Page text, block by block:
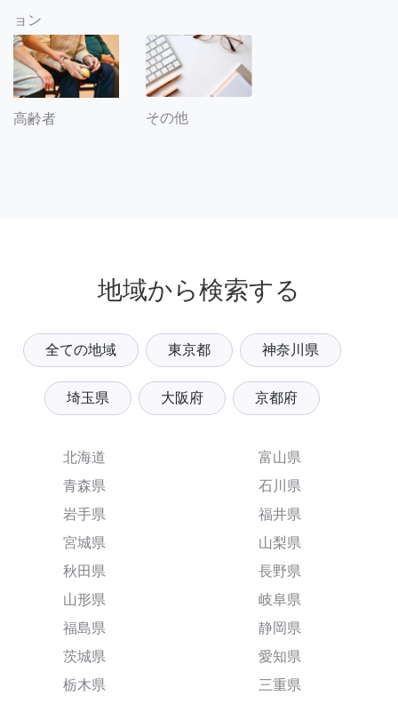
ョン
高齢者 その他
地域から検索する
全ての地域 東京都 神奈川県
埼玉県 大阪府 京都府
北海道
青森県
岩手県
宮城県
秋田県
山形県
福島県
茨城県
栃木県
富山県
石川県
福井県
山梨県
長野県
岐阜県
静岡県
愛知県
三重県